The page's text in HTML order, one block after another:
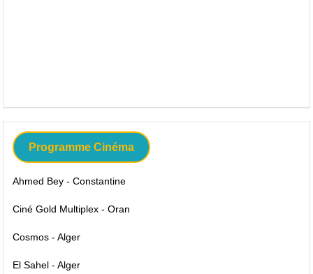
Programme Cinéma
Ahmed Bey - Constantine
Ciné Gold Multiplex - Oran
Cosmos - Alger
El Sahel - Alger